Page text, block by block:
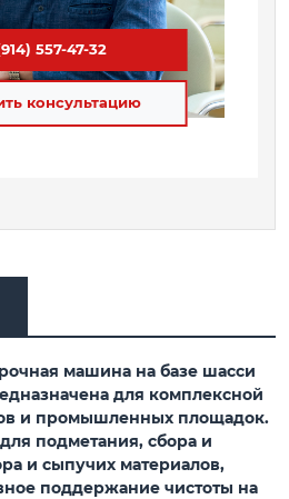
557-47-32
консультацию
машина на базе шасси
для комплексной
и промышленных площадок.
подметания, сбора и
и сыпучих материалов,
поддержание чистоты на